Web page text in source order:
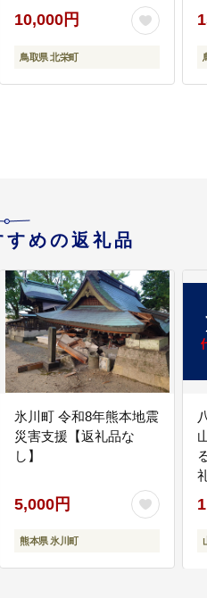
※着日指定不可 ※離
島への配送不可
※2026年９月上旬頃～
定
10,000円
鳥取県 北栄町
めの返礼品
氷川町 令和8年熊本地震
災害支援【返礼品な
し】
5,000円
熊本県 氷川町